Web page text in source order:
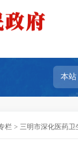
栏 > 三明市深化医药卫